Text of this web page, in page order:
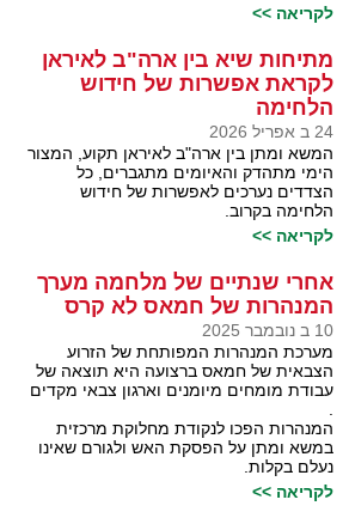
לקריאה >>
מתיחות שיא בין ארה"ב לאיראן
לקראת אפשרות של חידוש
הלחימה
24 ב אפריל 2026
המשא ומתן בין ארה"ב לאיראן תקוע, המצור
הימי מתהדק והאיומים מתגברים, כל
הצדדים נערכים לאפשרות של חידוש
הלחימה בקרוב.
לקריאה >>
אחרי שנתיים של מלחמה מערך
המנהרות של חמאס לא קרס
10 ב נובמבר 2025
מערכת המנהרות המפותחת של הזרוע
הצבאית של חמאס ברצועה היא תוצאה של
עבודת מומחים מיומנים וארגון צבאי מקדים
.
המנהרות הפכו לנקודת מחלוקת מרכזית
במשא ומתן על הפסקת האש ולגורם שאינו
נעלם בקלות.
לקריאה >>